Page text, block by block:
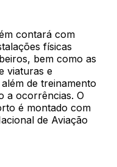
contará com
físicas
bem como as
viaturas e
de treinamento
a ocorrências. O
é montado com
de Aviação